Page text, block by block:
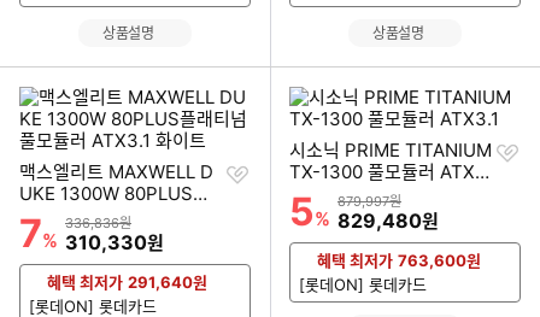
상품설명 상품설명
맥스엘리트 MAXWELL D
UKE 1300W 80PLUS플
래티넘 풀모듈러 ATX3.1
화이트
할인률
7%
상품금액
336,836원
할인금액
310,330원
찜
혜택 최저가 291,640원
[롯데ON] 롯데카드
시소닉 PRIME TITANIUM
TX-1300 풀모듈러 ATX3.
1
할인률
5%
상품금액
879,997원
할인금액
829,480원
찜
혜택 최저가 763,600원
[롯데ON] 롯데카드